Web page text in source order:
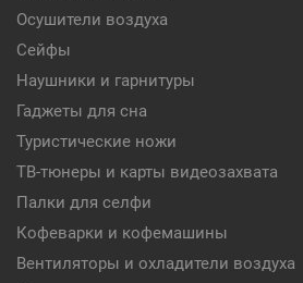
Осушители воздуха
Сейфы
Наушники и гарнитуры
Гаджеты для сна
Туристические ножи
ТВ-тюнеры и карты видеозахвата
Палки для селфи
Кофеварки и кофемашины
Вентиляторы и охладители воздуха